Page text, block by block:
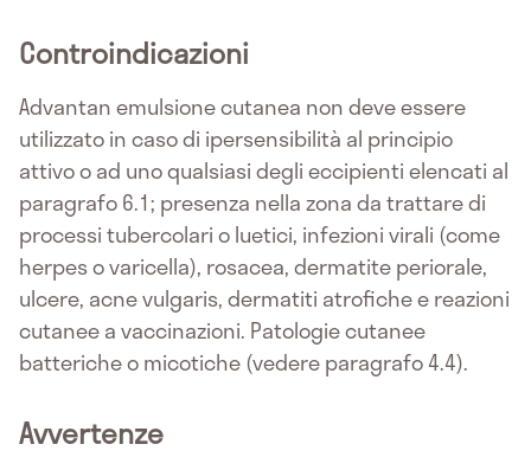
Controindicazioni
Advantan emulsione cutanea non deve essere
utilizzato in caso di ipersensibilità al principio
attivo o ad uno qualsiasi degli eccipienti elencati al
paragrafo 6.1; presenza nella zona da trattare di
processi tubercolari o luetici, infezioni virali (come
herpes o varicella), rosacea, dermatite periorale,
ulcere, acne vulgaris, dermatiti atrofiche e reazioni
cutanee a vaccinazioni. Patologie cutanee
batteriche o micotiche (vedere paragrafo 4.4).
Avvertenze